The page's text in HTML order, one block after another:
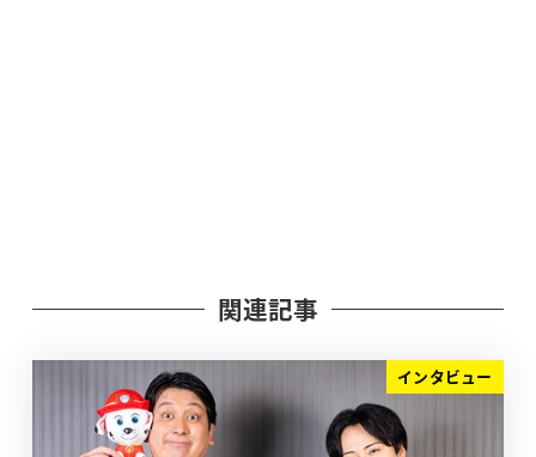
関連記事
インタビュー